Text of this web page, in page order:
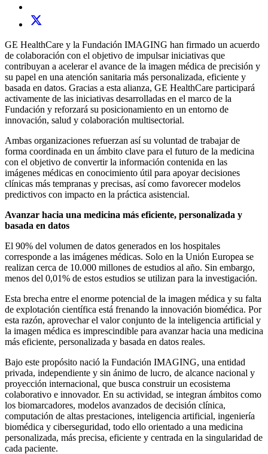
GE HealthCare y la Fundación IMAGING han firmado un acuerdo
de colaboración con el objetivo de impulsar iniciativas que
contribuyan a acelerar el avance de la imagen médica de precisión y
su papel en una atención sanitaria más personalizada, eficiente y
basada en datos. Gracias a esta alianza, GE HealthCare participará
activamente de las iniciativas desarrolladas en el marco de la
Fundación y reforzará su posicionamiento en un entorno de
innovación, salud y colaboración multisectorial.
Ambas organizaciones refuerzan así su voluntad de trabajar de
forma coordinada en un ámbito clave para el futuro de la medicina
con el objetivo de convertir la información contenida en las
imágenes médicas en conocimiento útil para apoyar decisiones
clínicas más tempranas y precisas, así como favorecer modelos
predictivos con impacto en la práctica asistencial.
Avanzar hacia una medicina más eficiente, personalizada y
basada en datos
El 90% del volumen de datos generados en los hospitales
corresponde a las imágenes médicas. Solo en la Unión Europea se
realizan cerca de 10.000 millones de estudios al año. Sin embargo,
menos del 0,01% de estos estudios se utilizan para la investigación.
Esta brecha entre el enorme potencial de la imagen médica y su falta
de explotación científica está frenando la innovación biomédica. Por
esta razón, aprovechar el valor conjunto de la inteligencia artificial y
la imagen médica es imprescindible para avanzar hacia una medicina
más eficiente, personalizada y basada en datos reales.
Bajo este propósito nació la Fundación IMAGING, una entidad
privada, independiente y sin ánimo de lucro, de alcance nacional y
proyección internacional, que busca construir un ecosistema
colaborativo e innovador. En su actividad, se integran ámbitos como
los biomarcadores, modelos avanzados de decisión clínica,
computación de altas prestaciones, inteligencia artificial, ingeniería
biomédica y ciberseguridad, todo ello orientado a una medicina
personalizada, más precisa, eficiente y centrada en la singularidad de
cada paciente.